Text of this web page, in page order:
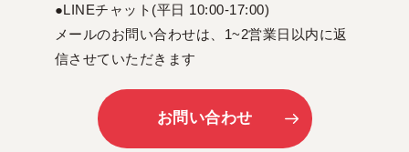
●LINEチャット(平日 10:00-17:00)
メールのお問い合わせは、1~2営業日以内に返
信させていただきます
お問い合わせ